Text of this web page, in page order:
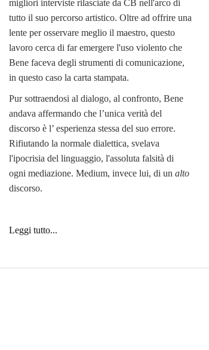
migliori interviste rilasciate da CB nell'arco di
tutto il suo percorso artistico. Oltre ad offrire una
lente per osservare meglio il maestro, questo
lavoro cerca di far emergere l'uso violento che
Bene faceva degli strumenti di comunicazione,
in questo caso la carta stampata.
Pur sottraendosi al dialogo, al confronto, Bene
andava affermando che l’unica verità del
discorso è l’ esperienza stessa del suo errore.
Rifiutando la normale dialettica, svelava
l'ipocrisia del linguaggio, l'assoluta falsità di
ogni mediazione. Medium, invece lui, di un alto
discorso.
Leggi tutto...